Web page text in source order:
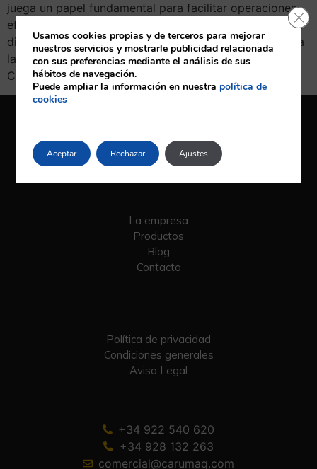
juega un papel fundamental para facilitar operaciones
eficientes y seguras. Este artículo explora las opciones
disponibles para alquilar estos equipos clave y destaca
la importancia de elegir un proveedor confiable como
Carumaq, concesionario oficial de CAT LIFT […]
La empresa
Productos
Blog
Contacto
Política de privacidad
Condiciones generales
Aviso Legal
+34 922 540 620
+34 928 132 263
comercial@carumaq.com
Usamos cookies propias y de terceros para mejorar
nuestros servicios y mostrarle publicidad relacionada
con sus preferencias mediante el análisis de sus
hábitos de navegación.
Puede ampliar la información en nuestra política de
cookies
Aceptar Rechazar Ajustes